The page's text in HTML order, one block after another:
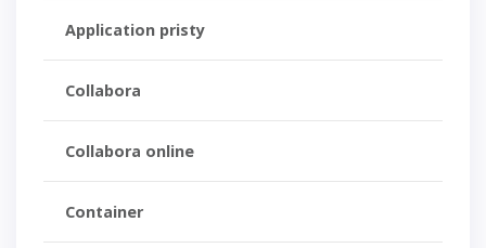
Application pristy
Collabora
Collabora online
Container